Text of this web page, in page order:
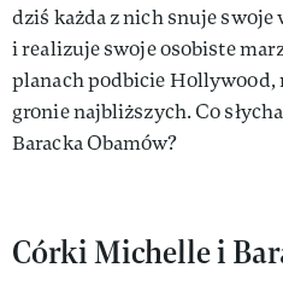
dziś każda z nich snuje swoje
i realizuje swoje osobiste
planach podbicie Hollywood,
gronie najbliższych. Co
Baracka Obamów?
Córki Michelle i